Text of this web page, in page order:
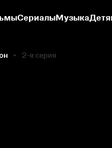
СериалыМузыка
2-я серия